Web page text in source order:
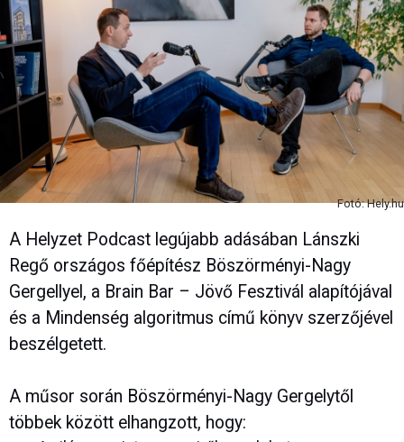
Fotó: Hely.hu
A Helyzet Podcast legújabb adásában Lánszki
Regő országos főépítész Böszörményi-Nagy
Gergellyel, a Brain Bar – Jövő Fesztivál alapítójával
és a Mindenség algoritmus című könyv szerzőjével
beszélgetett.
A műsor során Böszörményi-Nagy Gergelytől
többek között elhangzott, hogy: